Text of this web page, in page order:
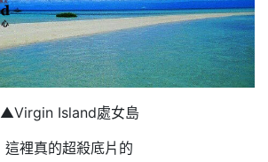
▲Virgin Island處女島
這裡真的超殺底片的